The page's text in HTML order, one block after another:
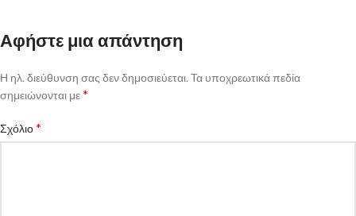
Αφήστε μια απάντηση
Η ηλ. διεύθυνση σας δεν δημοσιεύεται. Τα υποχρεωτικά πεδία
σημειώνονται με*
Σχόλιο*